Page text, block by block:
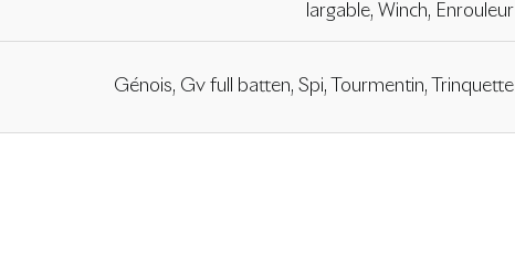
largable, Winch, Enrouleur
Génois, Gv full batten, Spi, Tourmentin, Trinquette